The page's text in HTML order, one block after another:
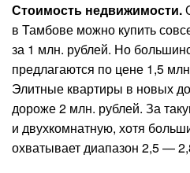
Стоимость недвижимости.
в Тамбове можно купить
за 1 млн. рублей. Но
предлагаются по цене 1,5
Элитные квартиры в новых
дороже 2 млн. рублей. За
и двухкомнатную, хотя
охватывает диапазон 2,5 —